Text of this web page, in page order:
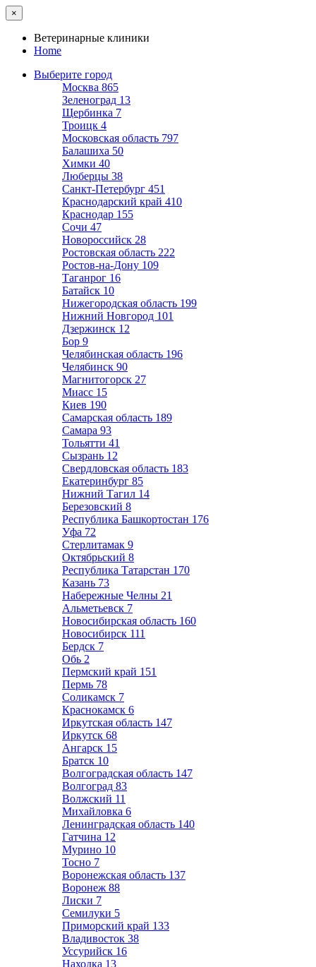
×
Ветеринарные клиники
Home
Выберите город
Москва 865
Зеленоград 13
Щербинка 7
Троицк 4
Московская область 797
Балашиха 50
Химки 40
Люберцы 38
Санкт-Петербург 451
Краснодарский край 410
Краснодар 155
Сочи 47
Новороссийск 28
Ростовская область 222
Ростов-на-Дону 109
Таганрог 16
Батайск 10
Нижегородская область 199
Нижний Новгород 101
Дзержинск 12
Бор 9
Челябинская область 196
Челябинск 90
Магнитогорск 27
Миасс 15
Киев 190
Самарская область 189
Самара 93
Тольятти 41
Сызрань 12
Свердловская область 183
Екатеринбург 85
Нижний Тагил 14
Березовский 8
Республика Башкортостан 176
Уфа 72
Стерлитамак 9
Октябрьский 8
Республика Татарстан 170
Казань 73
Набережные Челны 21
Альметьевск 7
Новосибирская область 160
Новосибирск 111
Бердск 7
Обь 2
Пермский край 151
Пермь 78
Соликамск 7
Краснокамск 6
Иркутская область 147
Иркутск 68
Ангарск 15
Братск 10
Волгоградская область 147
Волгоград 83
Волжский 11
Михайловка 6
Ленинградская область 140
Гатчина 12
Мурино 10
Тосно 7
Воронежская область 137
Воронеж 88
Лиски 7
Семилуки 5
Приморский край 133
Владивосток 38
Уссурийск 16
Находка 13